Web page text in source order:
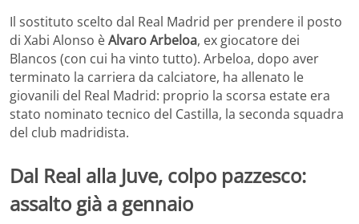
Il sostituto scelto dal Real Madrid per prendere il posto
di Xabi Alonso èAlvaro Arbeloa, ex giocatore dei
Blancos (con cui ha vinto tutto). Arbeloa, dopo aver
terminato la carriera da calciatore, ha allenato le
giovanili del Real Madrid: proprio la scorsa estate era
stato nominato tecnico del Castilla, la seconda squadra
del club madridista.
Dal Real alla Juve, colpo pazzesco:
assalto già a gennaio